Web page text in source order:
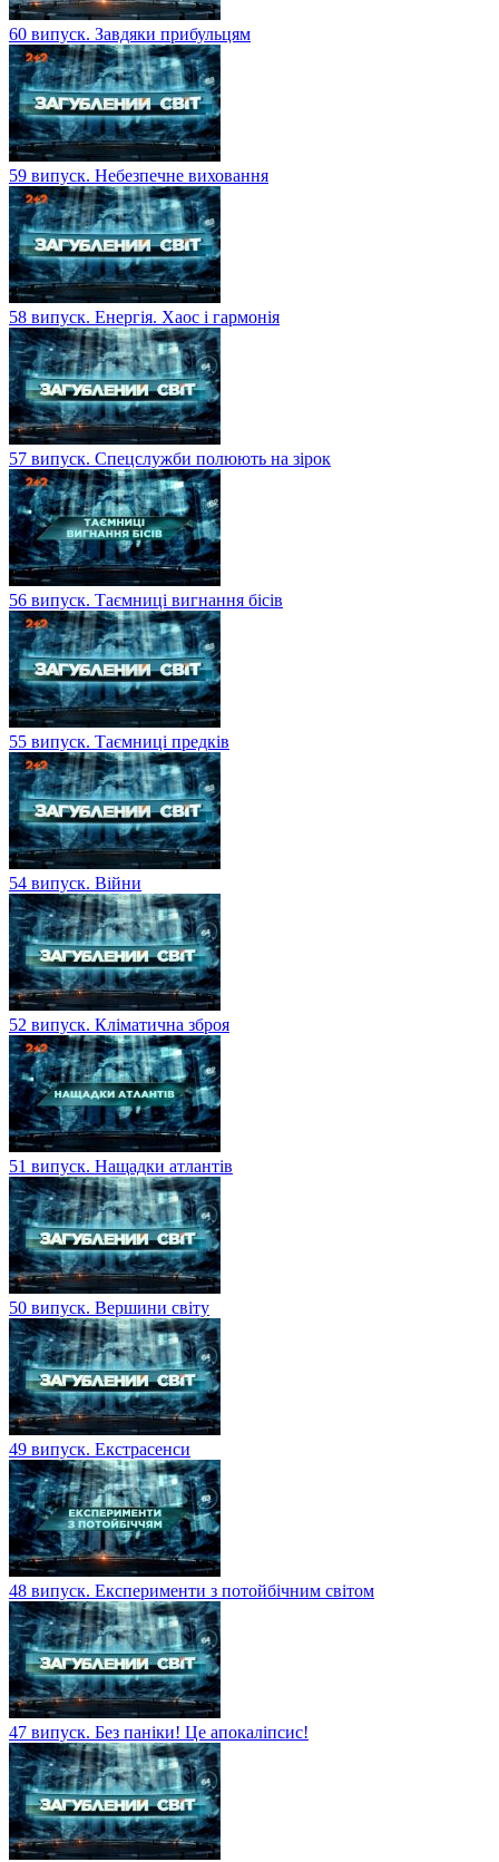
60 випуск. Завдяки прибульцям
59 випуск. Небезпечне виховання
58 випуск. Енергія. Хаос і гармонія
57 випуск. Спецслужби полюють на зірок
56 випуск. Таємниці вигнання бісів
55 випуск. Таємниці предків
54 випуск. Війни
52 випуск. Кліматична зброя
51 випуск. Нащадки атлантів
50 випуск. Вершини світу
49 випуск. Екстрасенси
48 випуск. Експерименти з потойбічним світом
47 випуск. Без паніки! Це апокаліпсис!